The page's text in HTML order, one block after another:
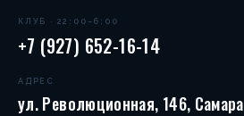
КЛУБ · 22:00–6:00
+7 (927) 652-16-14
АДРЕС
ул. Революционная, 146, Самара